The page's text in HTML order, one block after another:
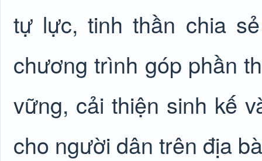
tự lực, tinh thần chia
chương trình góp phần
vững, cải thiện sinh kế
cho người dân trên địa